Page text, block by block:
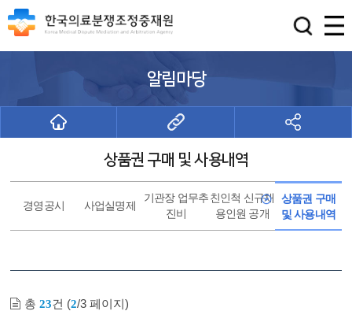
알림마당
상품권 구매 및 사용내역
경영공시 사업실명제
기관장 업무추
진비
친인척 신규채
용인원 공개
상품권 구매
및 사용내역
총23건 (2/3 페이지)